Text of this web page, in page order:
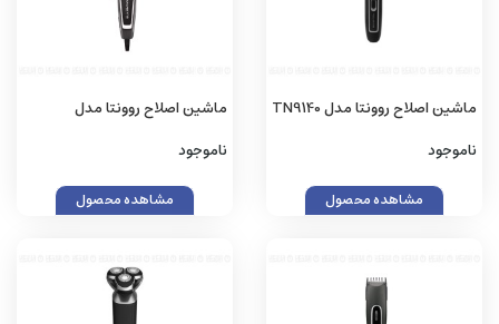
ماشین اصلاح روونتا مدل TN9140
ناموجود
مشاهده محصول
ماشین اصلاح روونتا مدل
ناموجود
مشاهده محصول